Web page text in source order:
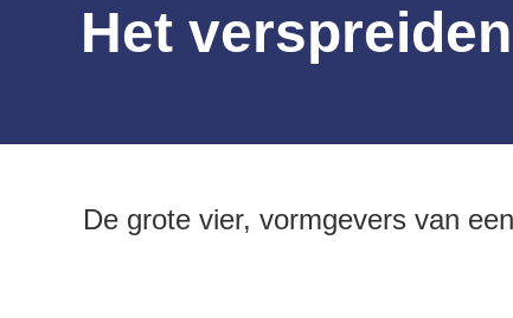
Het
De grote vier, vormgevers van